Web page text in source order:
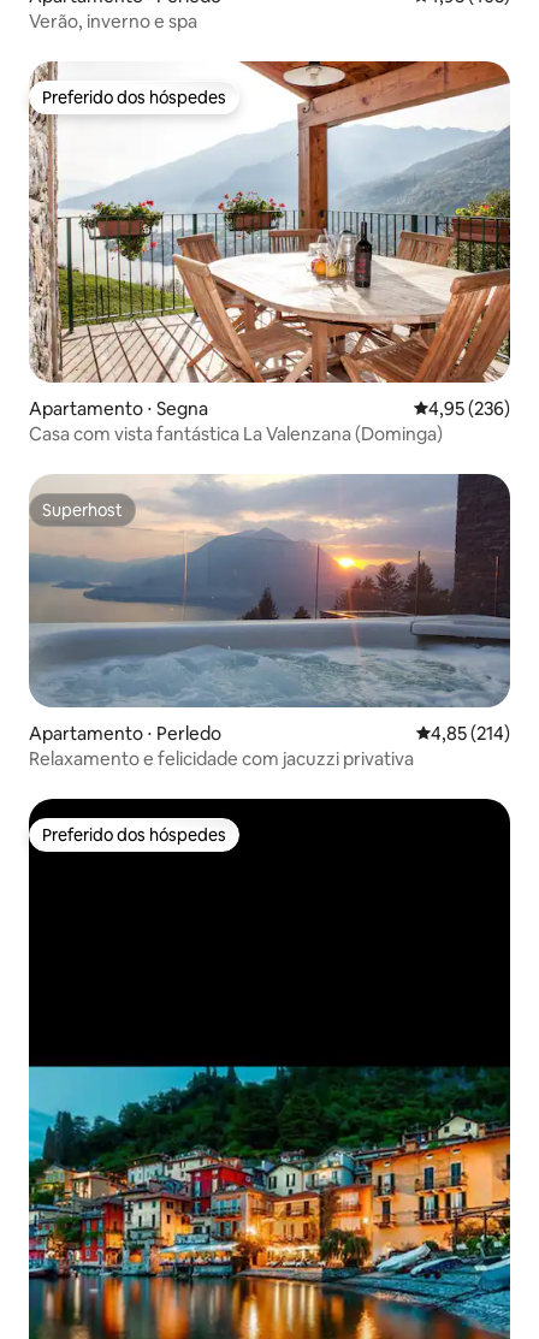
Verão, inverno e spa
Preferido dos hóspedes
Preferido dos hóspedes
Apartamento ⋅ Segna 4,95 de uma
4,95 (236)
Casa com vista fantástica La Valenzana (Dominga)
Superhost
Superhost
Apartamento ⋅ Perledo 4,85 de uma
4,85 (214)
Relaxamento e felicidade com jacuzzi privativa
Preferido dos hóspedes
Preferido dos hóspedes